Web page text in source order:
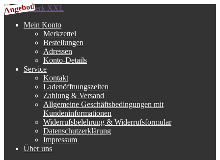
Zur
Navigation
springen
Zum
Inhalt
springenMein Konto
Merkzettel
Bestellungen
Adressen
Konto-Details
Service
Kontakt
Ladenöffnungszeiten
Zahlung & Versand
Allgemeine Geschäftsbedingungen mit
Kundeninformationen
Widerrufsbelehrung & Widerrufsformular
Datenschutzerklärung
Impressum
Über uns
Angebot!